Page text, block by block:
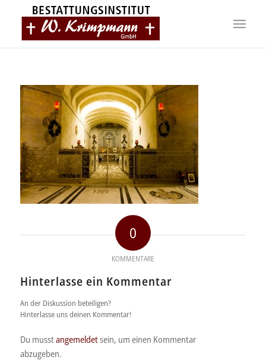
0
KOMMENTARE
Hinterlasse ein Kommentar
An der Diskussion beteiligen?
Hinterlasse uns deinen Kommentar!
Du musstangemeldetsein, um einen Kommentar
abzugeben.